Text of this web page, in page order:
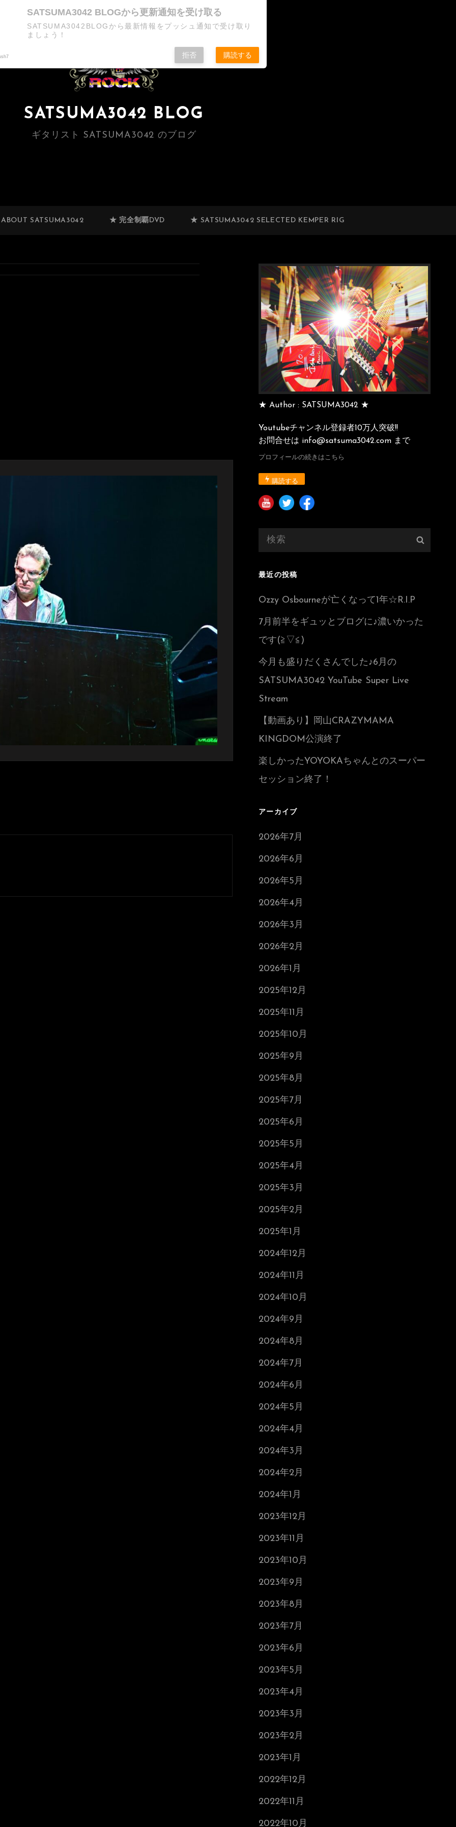
SATSUMA3042 BLOG
ギタリスト SATSUMA3042 のブログ
SATSUMA3042 ★ 完全制覇DVD ★ SATSUMA3042 SELECTED KEMPER RIG
★ Author : SATSUMA3042 ★
Youtubeチャンネル登録者10万人突破!!
お問合せは info@satsuma3042.com まで
プロフィールの続きはこちら
購読する
索
最近の投稿
Ozzy Osbourneが亡くなって1年☆R.I.P
7月前半をギュッとブログに♪濃いかった
です(≧▽≦)
今月も盛りだくさんでした♪6月の
SATSUMA3042 YouTube Super Live
Stream
【動画あり】岡山CRAZYMAMA
KINGDOM公演終了
楽しかったYOYOKAちゃんとのスーパー
セッション終了！
アーカイブ
2026年7月
2026年6月
2026年5月
2026年4月
2026年3月
2026年2月
2026年1月
2025年12月
2025年11月
2025年10月
2025年9月
2025年8月
2025年7月
2025年6月
2025年5月
2025年4月
2025年3月
2025年2月
2025年1月
2024年12月
2024年11月
2024年10月
2024年9月
2024年8月
2024年7月
2024年6月
2024年5月
2024年4月
2024年3月
2024年2月
2024年1月
2023年12月
2023年11月
2023年10月
2023年9月
2023年8月
2023年7月
2023年6月
2023年5月
2023年4月
2023年3月
2023年2月
2023年1月
2022年12月
2022年11月
2022年10月
SATSUMA3042 BLOGから更新通知を受け取る
SATSUMA3042BLOGから最新情報をプッシュ通知で受け取り
ましょう！
拒否 購読する